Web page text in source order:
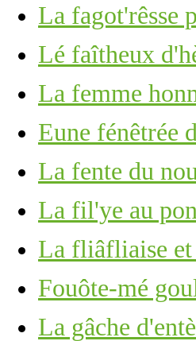
La fagot'rêsse
Lé faîtheux
La femme
Eune fénêtrée
La fente du
La fil'ye au
La fliâfliaise et
Fouôte-mé
La gâche